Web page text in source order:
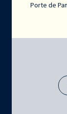
Porte de